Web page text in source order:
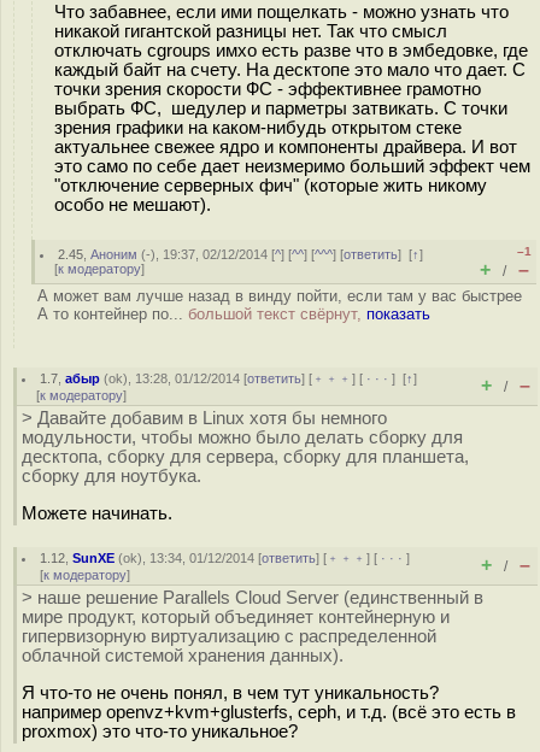
Что забавнее, если ими пощелкать - можно узнать что
никакой гигантской разницы нет. Так что смысл
отключать cgroups имхо есть разве что в эмбедовке, где
каждый байт на счету. На десктопе это мало что дает. С
точки зрения скорости ФС - эффективнее грамотно
выбрать ФС, шедулер и парметры затвикать. С точки
зрения графики на каком-нибудь открытом стеке
актуальнее свежее ядро и компоненты драйвера. И вот
это само по себе дает неизмеримо больший эффект чем
"отключение серверных фич" (которые жить никому
особо не мешают).
2.45 ,Аноним (-), 19:37, 02/12/2014 [^] [^^] [^^^] [ответить][↑]
[к модератору]
–1
+ / –
А может вам лучше назад в винду пойти, если там у вас быстрее
А то контейнер по... большой текст свёрнут, показать
1.7 ,абыр (ok), 13:28, 01/12/2014 [ответить] [ ﹢﹢﹢] [ · · ·][↑]
[к модератору] + / –
> Давайте добавим в Linux хотя бы немного
модульности, чтобы можно было делать сборку для
десктопа, сборку для сервера, сборку для планшета,
сборку для ноутбука.
Можете начинать.
1.12 ,SunXE (ok), 13:34, 01/12/2014 [ответить] [ ﹢﹢﹢] [ · · ·]
[к модератору] + / –
> наше решение Parallels Cloud Server (единственный в
мире продукт, который объединяет контейнерную и
гипервизорную виртуализацию с распределенной
облачной системой хранения данных).
Я что-то не очень понял, в чем тут уникальность?
например openvz+kvm+glusterfs, ceph, и т.д. (всё это есть в
proxmox) это что-то уникальное?